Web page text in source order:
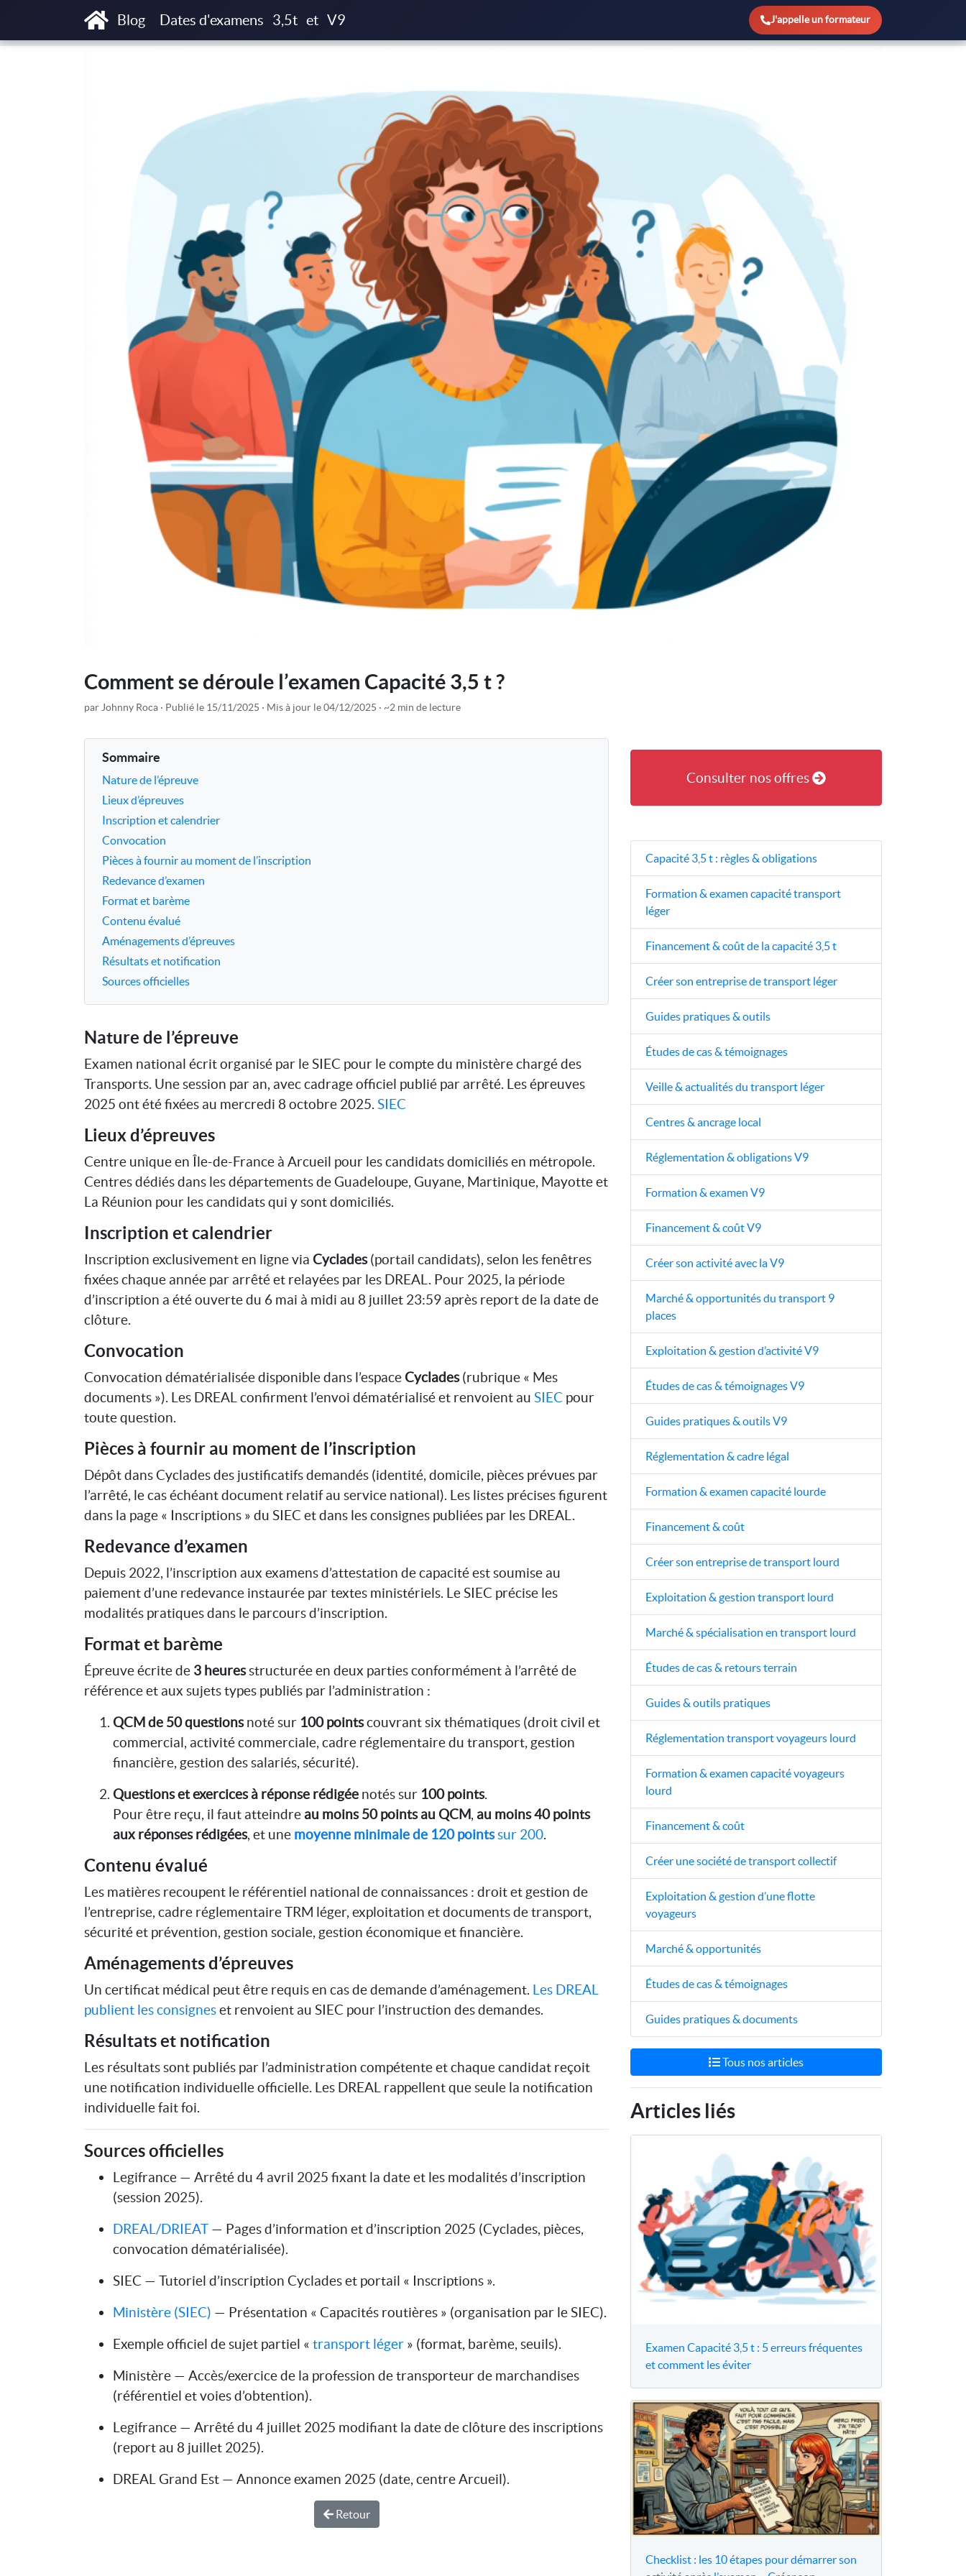
Blog Dates d'examens 3,5t et V9 J'appelle un formateur
Accueil Blog Formation & examen capacité transport léger
Comment se déroule l’examen Capacité 3,5 t ?
par Johnny Roca Publié le 15/11/2025 Mis à jour le 04/12/2025 ~2 min de lecture
Sommaire
Nature de l’épreuve
Lieux d’épreuves
Inscription et calendrier
Convocation
Pièces à fournir au moment de l’inscription
Redevance d’examen
Format et barème
Contenu évalué
Aménagements d’épreuves
Résultats et notification
Sources officielles
Nature de l’épreuve
Examen national écrit organisé par le SIEC pour le compte du ministère chargé des
Transports. Une session par an, avec cadrage officiel publié par arrêté. Les épreuves
2025 ont été fixées au mercredi 8 octobre 2025. SIEC
Lieux d’épreuves
Centre unique en Île-de-France à Arcueil pour les candidats domiciliés en métropole.
Centres dédiés dans les départements de Guadeloupe, Guyane, Martinique, Mayotte et
La Réunion pour les candidats qui y sont domiciliés.
Inscription et calendrier
Inscription exclusivement en ligne via Cyclades(portail candidats), selon les fenêtres
fixées chaque année par arrêté et relayées par les DREAL. Pour 2025, la période
d’inscription a été ouverte du 6 mai à midi au 8 juillet 23:59 après report de la date de
clôture.
Convocation
Convocation dématérialisée disponible dans l’espaceCyclades(rubrique « Mes
documents »). Les DREAL confirment l’envoi dématérialisé et renvoient au SIEC pour
toute question.
Pièces à fournir au moment de l’inscription
Dépôt dans Cyclades des justificatifs demandés (identité, domicile, pièces prévues par
l’arrêté, le cas échéant document relatif au service national). Les listes précises figurent
dans la page « Inscriptions » du SIEC et dans les consignes publiées par les DREAL.
Redevance d’examen
Depuis 2022, l’inscription aux examens d’attestation de capacité est soumise au
paiement d’une redevance instaurée par textes ministériels. Le SIEC précise les
modalités pratiques dans le parcours d’inscription.
Format et barème
Épreuve écrite de 3 heuresstructurée en deux parties conformément à l’arrêté de
référence et aux sujets types publiés par l’administration :
QCM de 50 questionsnoté sur 100 pointscouvrant six thématiques (droit civil et
commercial, activité commerciale, cadre réglementaire du transport, gestion
financière, gestion des salariés, sécurité).
Questions et exercices à réponse rédigée notés sur 100 points.
Pour être reçu, il faut atteindre au moins 50 points au QCM, au moins 40 points
aux réponses rédigées, et une moyenne minimale de 120 pointssur 200.
Contenu évalué
Les matières recoupent le référentiel national de connaissances : droit et gestion de
l’entreprise, cadre réglementaire TRM léger, exploitation et documents de transport,
sécurité et prévention, gestion sociale, gestion économique et financière.
Aménagements d’épreuves
Un certificat médical peut être requis en cas de demande d’aménagement. Les DREAL
publient les consigneset renvoient au SIEC pour l’instruction des demandes.
Résultats et notification
Les résultats sont publiés par l’administration compétente et chaque candidat reçoit
une notification individuelle officielle. Les DREAL rappellent que seule la notification
individuelle fait foi.
Sources officielles
Legifrance — Arrêté du 4 avril 2025 fixant la date et les modalités d’inscription
(session 2025).
DREAL/DRIEAT — Pages d’information et d’inscription 2025 (Cyclades, pièces,
convocation dématérialisée).
SIEC — Tutoriel d’inscription Cyclades et portail « Inscriptions ».
Ministère (SIEC) — Présentation « Capacités routières » (organisation par le SIEC).
Exemple officiel de sujet partiel « transport léger » (format, barème, seuils).
Ministère — Accès/exercice de la profession de transporteur de marchandises
(référentiel et voies d’obtention).
Legifrance — Arrêté du 4 juillet 2025 modifiant la date de clôture des inscriptions
(report au 8 juillet 2025).
DREAL Grand Est — Annonce examen 2025 (date, centre Arcueil).
Retour
Consulter nos offres
Capacité 3,5 t : règles & obligations
Formation & examen capacité transport
léger
Financement & coût de la capacité 3,5 t
Créer son entreprise de transport léger
Guides pratiques & outils
Études de cas & témoignages
Veille & actualités du transport léger
Centres & ancrage local
Réglementation & obligations V9
Formation & examen V9
Financement & coût V9
Créer son activité avec la V9
Marché & opportunités du transport 9
places
Exploitation & gestion d’activité V9
Études de cas & témoignages V9
Guides pratiques & outils V9
Réglementation & cadre légal
Formation & examen capacité lourde
Financement & coût
Créer son entreprise de transport lourd
Exploitation & gestion transport lourd
Marché & spécialisation en transport lourd
Études de cas & retours terrain
Guides & outils pratiques
Réglementation transport voyageurs lourd
Formation & examen capacité voyageurs
lourd
Financement & coût
Créer une société de transport collectif
Exploitation & gestion d’une flotte
voyageurs
Marché & opportunités
Études de cas & témoignages
Guides pratiques & documents
Tous nos articles
Articles liés
Examen Capacité 3,5 t : 5 erreurs fréquentes
et comment les éviter
Checklist : les 10 étapes pour démarrer son